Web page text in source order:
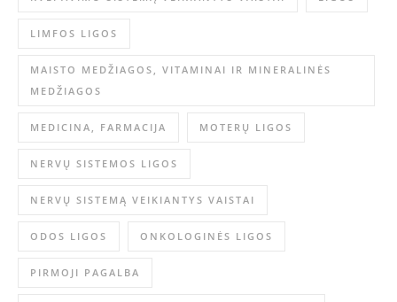
LIMFOS LIGOS
MAISTO MEDŽIAGOS, VITAMINAI IR MINERALINĖS
MEDŽIAGOS
MEDICINA, FARMACIJA MOTERŲ LIGOS
NERVŲ SISTEMOS LIGOS
NERVŲ SISTEMĄ VEIKIANTYS VAISTAI
ODOS LIGOS ONKOLOGINĖS LIGOS
PIRMOJI PAGALBA